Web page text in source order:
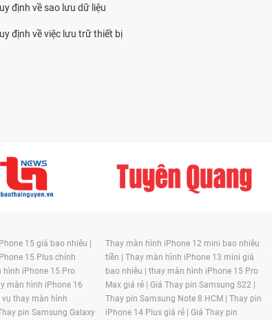
định về sao lưu dữ liệu
định về việc lưu trữ thiết bị
15 giá bao nhiêu |
15 Plus chính
hình iPhone 15 Pro
màn hình iPhone 16
vụ thay màn hình
pin Samsung Galaxy
Thay màn hình iPhone 12 mini bao nhiêu
tiền | Thay màn hình iPhone 13 mini giá
bao nhiêu | thay màn hình iPhone 15 Pro
Max giá rẻ | Giá Thay pin Samsung S22 |
Thay pin Samsung Note 8 HCM | Thay pin
iPhone 14 Plus giá rẻ | Giá Thay pin